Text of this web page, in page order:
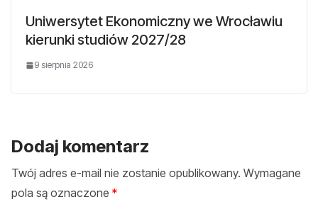
Uniwersytet Ekonomiczny we Wrocławiu
kierunki studiów 2027/28
9 sierpnia 2026
Dodaj komentarz
Twój adres e-mail nie zostanie opublikowany. Wymagane
pola są oznaczone *